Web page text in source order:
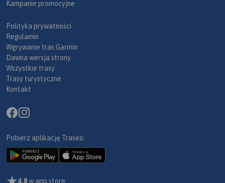
Kampanie promocyjne
Polityka prywatności
Regulamin
Wgrywanie tras Garmin
Dawna wersja strony
Wszystkie trasy
Trasy turystyczne
Kontakt
Pobierz aplikację Traseo:
4,8w app store